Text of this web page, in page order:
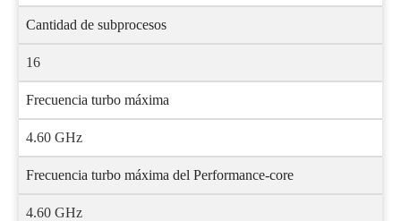
Cantidad de subprocesos
16
Frecuencia turbo máxima
4.60 GHz
Frecuencia turbo máxima del Performance-core
4.60 GHz